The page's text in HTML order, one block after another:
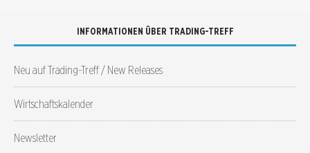
INFORMATIONEN ÜBER TRADING-TREFF
Neu auf Trading-Treff / New Releases
Wirtschaftskalender
Newsletter